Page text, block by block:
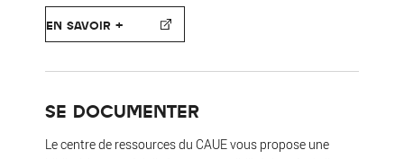
EN SAVOIR +
SE DOCUMENTER
Le centre de ressources du CAUE vous propose une